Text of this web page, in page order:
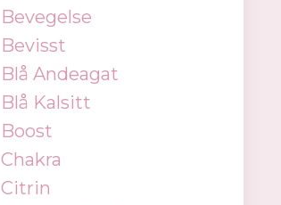
Bevegelse
Bevisst
Blå Andeagat
Blå Kalsitt
Boost
Chakra
Citrin